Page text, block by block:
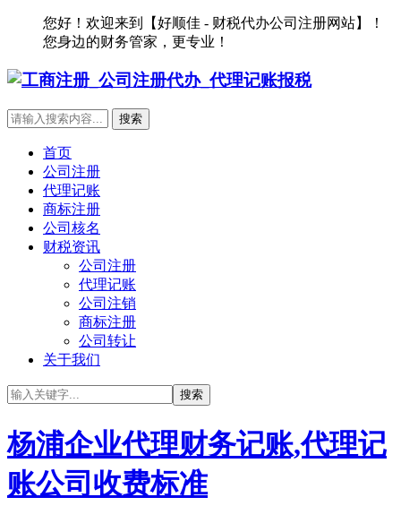
您好！欢迎来到【好顺佳 - 财税代办公司注册网站】！
您身边的财务管家，更专业！
首页
公司注册
代理记账
商标注册
公司核名
财税资讯
公司注册
代理记账
公司注销
商标注册
公司转让
关于我们
杨浦企业代理财务记账,代理记
账公司收费标准